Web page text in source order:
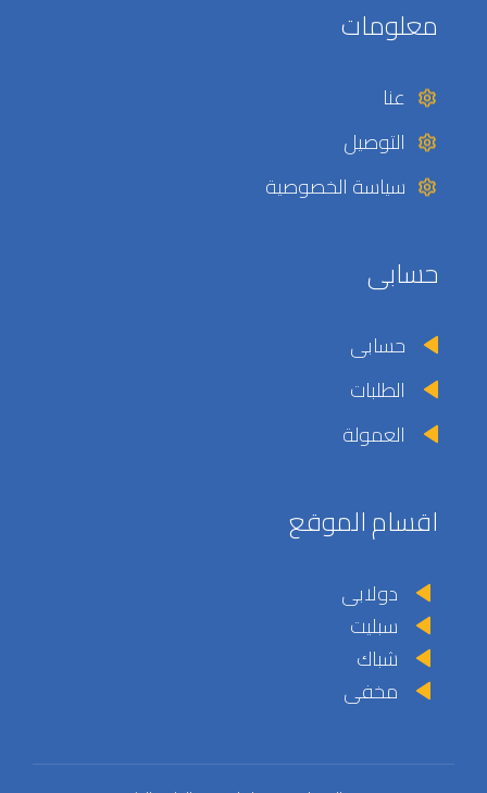
معلومات
عنا
التوصيل
سياسة الخصوصية
حسابى
حسابى
الطلبات
العمولة
اقسام الموقع
دولابى
سبليت
شباك
مخفى